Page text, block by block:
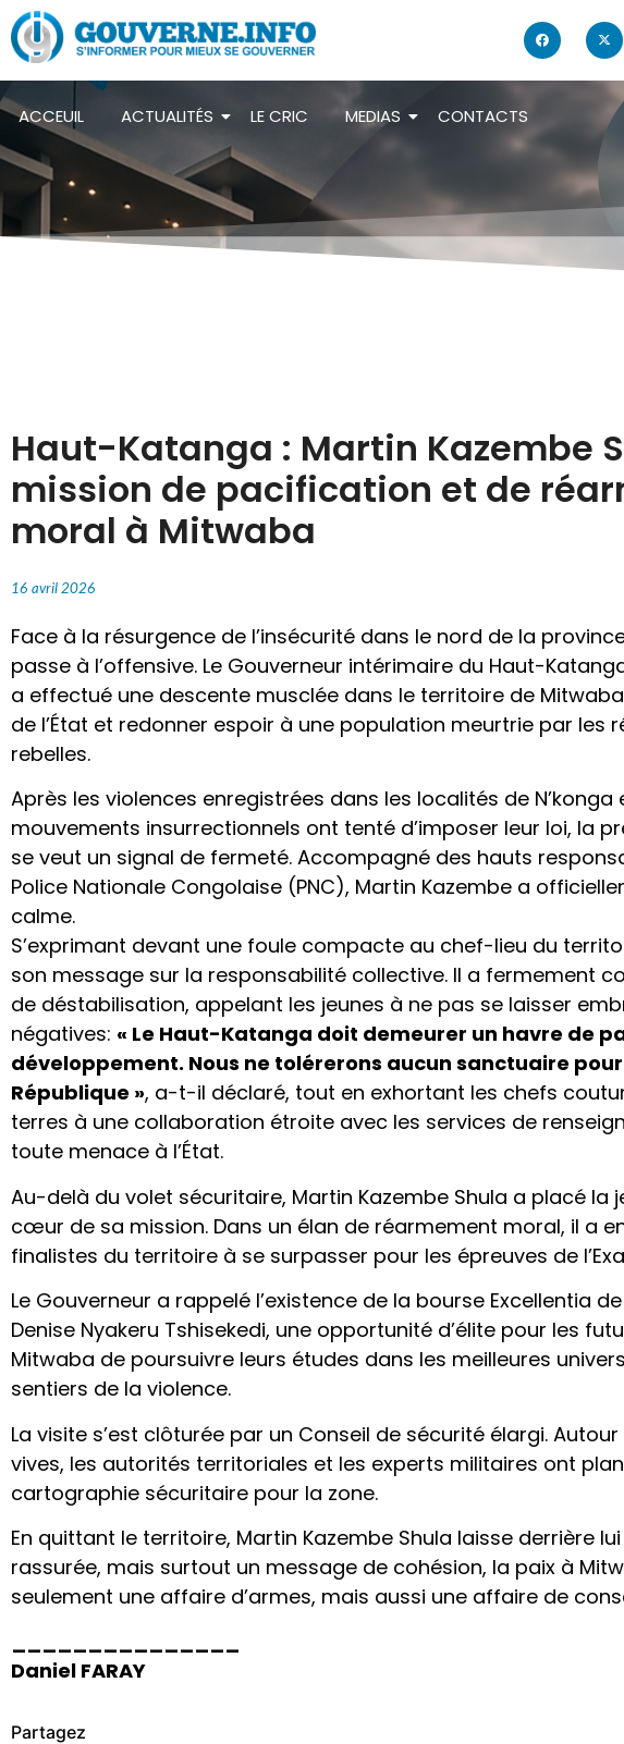
ACCEUIL ACTUALITÉS LE CRIC MEDIAS CONTACTS
Haut-Katanga : Martin Kazembe
mission de pacification et de
moral à Mitwaba
16 avril 2026
Face à la résurgence de l’insécurité dans le nord de la
passe à l’offensive. Le Gouverneur intérimaire du Haut-
a effectué une descente musclée dans le territoire de
de l’État et redonner espoir à une population meurtrie par les
rebelles.
Après les violences enregistrées dans les localités de N’konga
mouvements insurrectionnels ont tenté d’imposer leur loi, la
se veut un signal de fermeté. Accompagné des hauts
Police Nationale Congolaise (PNC), Martin Kazembe a
calme.
S’exprimant devant une foule compacte au chef-lieu du
son message sur la responsabilité collective. Il a fermement
de déstabilisation, appelant les jeunes à ne pas se laisser
négatives: « Le Haut-Katanga doit demeurer un havre de
développement. Nous ne tolérerons aucun sanctuaire
République », a-t-il déclaré, tout en exhortant les chefs
terres à une collaboration étroite avec les services de
toute menace à l’État.
Au-delà du volet sécuritaire, Martin Kazembe Shula a placé la
cœur de sa mission. Dans un élan de réarmement moral, il a
finalistes du territoire à se surpasser pour les épreuves de
Le Gouverneur a rappelé l’existence de la bourse Excellentia
Denise Nyakeru Tshisekedi, une opportunité d’élite pour les
Mitwaba de poursuivre leurs études dans les meilleures
sentiers de la violence.
La visite s’est clôturée par un Conseil de sécurité élargi.
vives, les autorités territoriales et les experts militaires ont
cartographie sécuritaire pour la zone.
En quittant le territoire, Martin Kazembe Shula laisse derrière
rassurée, mais surtout un message de cohésion, la paix à
seulement une affaire d’armes, mais aussi une affaire de
Daniel FARAY
Partagez